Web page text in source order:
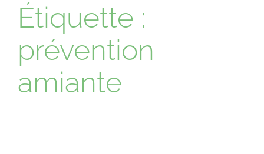
Étiquette :
prévention
amiante